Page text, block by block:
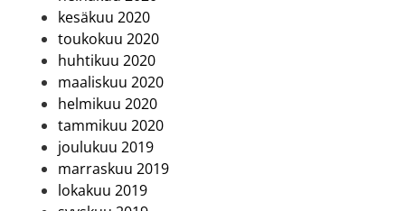
kesäkuu 2020
toukokuu 2020
huhtikuu 2020
maaliskuu 2020
helmikuu 2020
tammikuu 2020
joulukuu 2019
marraskuu 2019
lokakuu 2019